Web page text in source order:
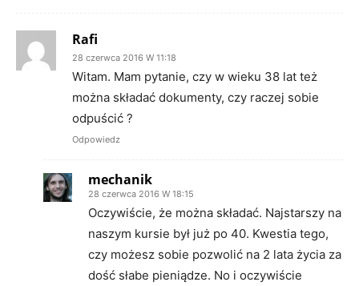
Rafi
28 czerwca 2016 W 11:18
Witam. Mam pytanie, czy w wieku 38 lat też
można składać dokumenty, czy raczej sobie
odpuścić ?
Odpowiedz
mechanik
28 czerwca 2016 W 18:15
Oczywiście, że można składać. Najstarszy na
naszym kursie był już po 40. Kwestia tego,
czy możesz sobie pozwolić na 2 lata życia za
dość słabe pieniądze. No i oczywiście